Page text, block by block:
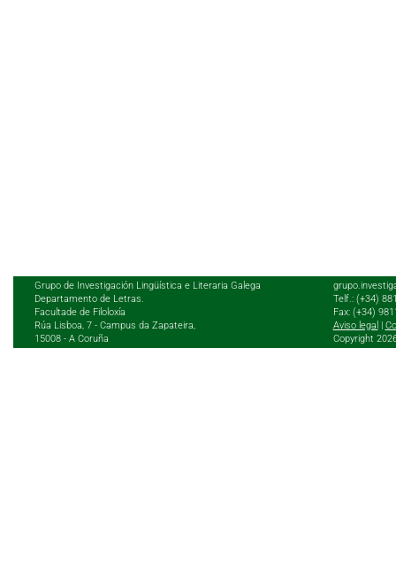
Grupo de Investigación Lingüística e Literaria Galega
Departamento de Letras.
Facultade de Filoloxía
Rúa Lisboa, 7 - Campus da Zapateira,
15008 - A Coruña
Telf.: (+34)
Fax: (+34)
Aviso legal |
Copyright